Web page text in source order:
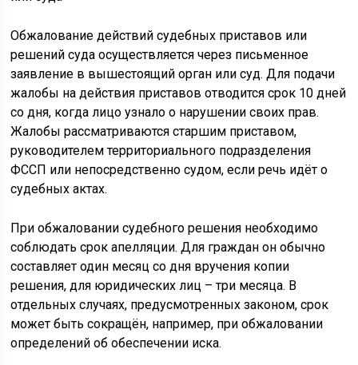
Обжалование действий судебных приставов или
решений суда осуществляется через письменное
заявление в вышестоящий орган или суд. Для подачи
жалобы на действия приставов отводится срок 10 дней
со дня, когда лицо узнало о нарушении своих прав.
Жалобы рассматриваются старшим приставом,
руководителем территориального подразделения
ФССП или непосредственно судом, если речь идёт о
судебных актах.
При обжаловании судебного решения необходимо
соблюдать срок апелляции. Для граждан он обычно
составляет один месяц со дня вручения копии
решения, для юридических лиц – три месяца. В
отдельных случаях, предусмотренных законом, срок
может быть сокращён, например, при обжаловании
определений об обеспечении иска.